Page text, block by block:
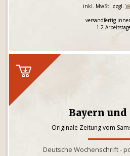
inkl. MwSt. zzgl.
versandfertig
1-2
Bayern und
Originale Zeitung vom
Deutsche Wochenschrift -